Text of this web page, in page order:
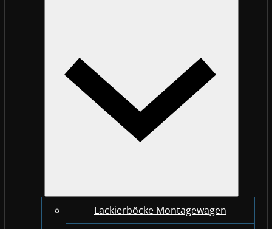
Lackierböcke Montagewagen